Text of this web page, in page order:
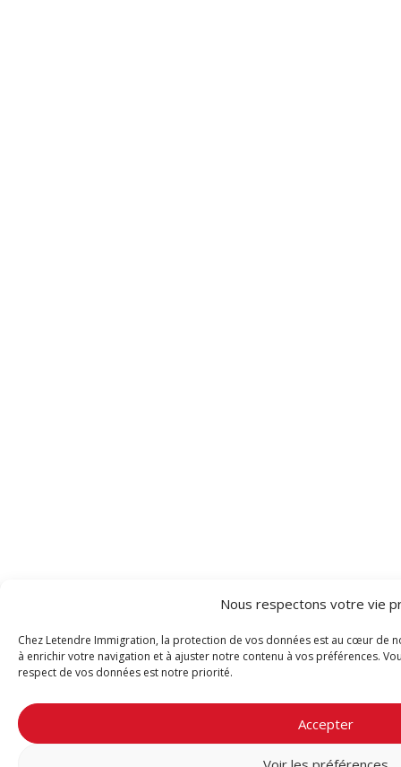
Nous respectons votre vie
Chez Letendre Immigration, la protection de vos données est au cœur de
à enrichir votre navigation et à ajuster notre contenu à vos préférences.
respect de vos données est notre priorité.
Accepter